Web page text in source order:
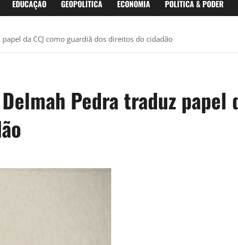
EDUCAÇÃO GEOPOLÍTICA ECONOMIA POLÍTICA & PODER
da CCJ como guardiã dos direitos do cidadão
Pedra traduz papel